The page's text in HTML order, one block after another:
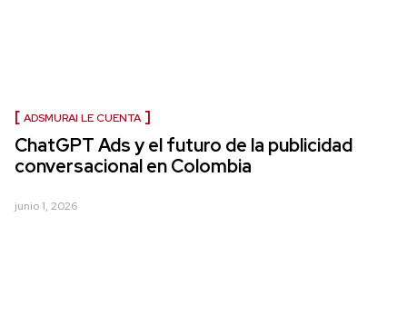
ADSMURAI LE CUENTA
ChatGPT Ads y el futuro de la publicidad
conversacional en Colombia
junio 1, 2026